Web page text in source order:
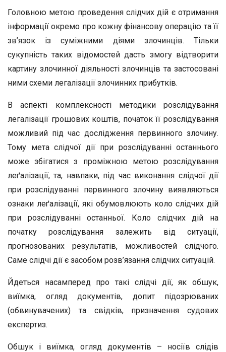
Головною метою проведення слідчих дій є отримання
інформації окремо про кожну фінансову операцію та її
зв’язок із суміжними діями злочинців. Тільки
сукупність таких відомостей дасть змогу відтворити
картину злочинної діяльності злочинців та застосовані
ними схеми легалізації злочинних прибутків.
В аспекті комплексності методики розслідування
легалізації грошових коштів, початок її розслідування
можливий під час дослідження первинного злочину.
Тому мета слідчої дії при розслідуванні останнього
може збігатися з проміжною метою розслідування
леґалізації, та, навпаки, під час виконання слідчої дії
при розслідуванні первинного злочину виявляються
ознаки леґалізації, які обумовлюють коло слідчих дій
при розслідуванні останньої. Коло слідчих дій на
початку розслідування залежить від ситуації,
прогнозованих результатів, можливостей слідчого.
Саме слідчі дії є засобом розв’язання слідчих ситуацій.
Йдеться насамперед про такі слідчі дії, як обшук,
виїмка, огляд документів, допит підозрюваних
(обвинувачених) та свідків, призначення судових
експертиз.
Обшук і виїмка, огляд документів – носіїв слідів